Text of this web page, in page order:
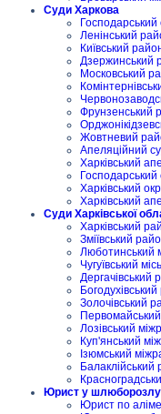
Суди Харкова
Господарський
Ленінський
Київський
Дзержинський
Московський
Фрунзенський
Жовтневий
Апеляційний
Харківський
Господарський
Харківський
Харківський
Суди Харківської
Харківський
Зміївський
Люботинський
Чугуївський
Дергачівський
Золочівський
Первомайський
Лозівський
Куп'янський
Ізюмський
Балаклійський
Юрист у
Юрист по